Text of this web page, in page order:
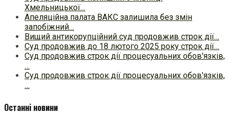
Хмельницької…
Апеляційна палата ВАКС залишила без змін
запобіжний…
Вищий антикорупційний суд продовжив строк дії…
Суд продовжив до 18 лютого 2025 року строк дії…
Суд продовжив строк дії процесуальних обов'язків,
…
Суд продовжив строк дії процесуальних обов'язків,
…
Останні новини